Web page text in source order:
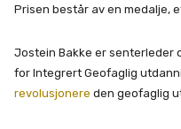
Prisen består av en medalje,
Jostein Bakke er senterleder
for Integrert Geofaglig
revolusjonere den geofaglig